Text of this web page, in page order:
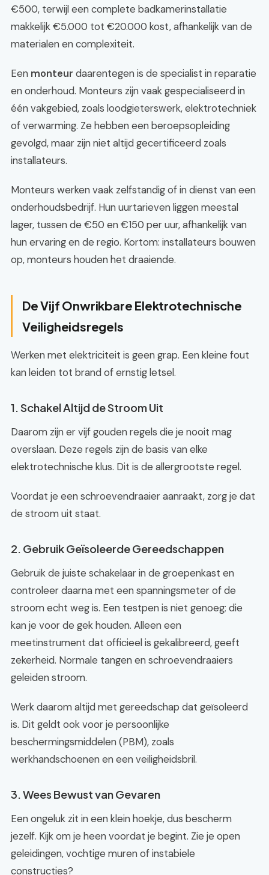
€500, terwijl een complete badkamerinstallatie
makkelijk €5.000 tot €20.000 kost, afhankelijk van de
materialen en complexiteit.
Een monteur daarentegen is de specialist in reparatie
en onderhoud. Monteurs zijn vaak gespecialiseerd in
één vakgebied, zoals loodgieterswerk, elektrotechniek
of verwarming. Ze hebben een beroepsopleiding
gevolgd, maar zijn niet altijd gecertificeerd zoals
installateurs.
Monteurs werken vaak zelfstandig of in dienst van een
onderhoudsbedrijf. Hun uurtarieven liggen meestal
lager, tussen de €50 en €150 per uur, afhankelijk van
hun ervaring en de regio. Kortom: installateurs bouwen
op, monteurs houden het draaiende.
De Vijf Onwrikbare Elektrotechnische
Veiligheidsregels
Werken met elektriciteit is geen grap. Een kleine fout
kan leiden tot brand of ernstig letsel.
1. Schakel Altijd de Stroom Uit
Daarom zijn er vijf gouden regels die je nooit mag
overslaan. Deze regels zijn de basis van elke
elektrotechnische klus. Dit is de allergrootste regel.
Voordat je een schroevendraaier aanraakt, zorg je dat
de stroom uit staat.
2. Gebruik Geïsoleerde Gereedschappen
Gebruik de juiste schakelaar in de groepenkast en
controleer daarna met een spanningsmeter of de
stroom echt weg is. Een testpen is niet genoeg; die
kan je voor de gek houden. Alleen een
meetinstrument dat officieel is gekalibreerd, geeft
zekerheid. Normale tangen en schroevendraaiers
geleiden stroom.
Werk daarom altijd met gereedschap dat geïsoleerd
is. Dit geldt ook voor je persoonlijke
beschermingsmiddelen (PBM), zoals
werkhandschoenen en een veiligheidsbril.
3. Wees Bewust van Gevaren
Een ongeluk zit in een klein hoekje, dus bescherm
jezelf. Kijk om je heen voordat je begint. Zie je open
geleidingen, vochtige muren of instabiele
constructies?